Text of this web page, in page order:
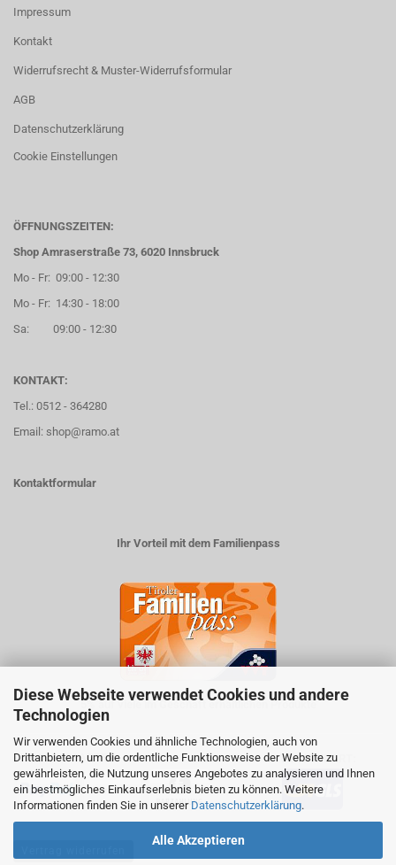
Diese Webseite verwendet Cookies und andere
Technologien
Wir verwenden Cookies und ähnliche Technologien, auch von
Drittanbietern, um die ordentliche Funktionsweise der Website zu
gewährleisten, die Nutzung unseres Angebotes zu analysieren und Ihnen
ein bestmögliches Einkaufserlebnis bieten zu können. Weitere
Informationen finden Sie in unserer Datenschutzerklärung.
Alle Akzeptieren
Impressum
Kontakt
Widerrufsrecht & Muster-Widerrufsformular
AGB
Datenschutzerklärung
Cookie Einstellungen
ÖFFNUNGSZEITEN:
Shop Amraserstraße 73, 6020 Innsbruck
Mo - Fr: 09:00 - 12:30
Mo - Fr: 14:30 - 18:00
Sa: 09:00 - 12:30
KONTAKT:
Tel.: 0512 - 364280
Email: shop@ramo.at
Kontaktformular
Ihr Vorteil mit dem Familienpass
5% auf viele im Geschäft erhältlichen Produkte
ZAHLUNGSARTEN VERSANDART: